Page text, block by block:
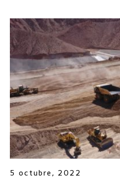
5 octubre, 2022